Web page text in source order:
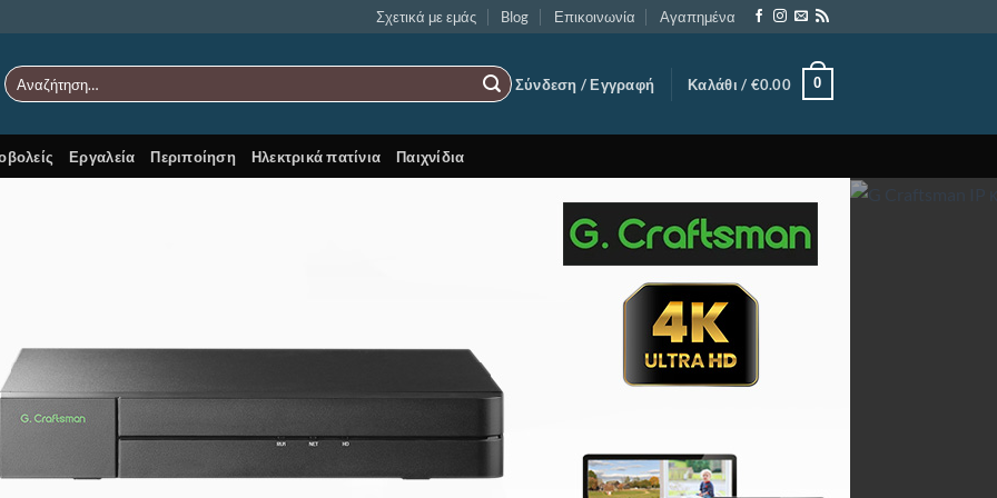
Σχετικά με εμάς Blog Επικοινωνία Αγαπημένα
Αναζήτηση
για:
Σύνδεση / Εγγραφή Καλάθι / €0.00 0
Εργαλεία Περιποίηση Ηλεκτρικά πατίνια Παιχνίδια